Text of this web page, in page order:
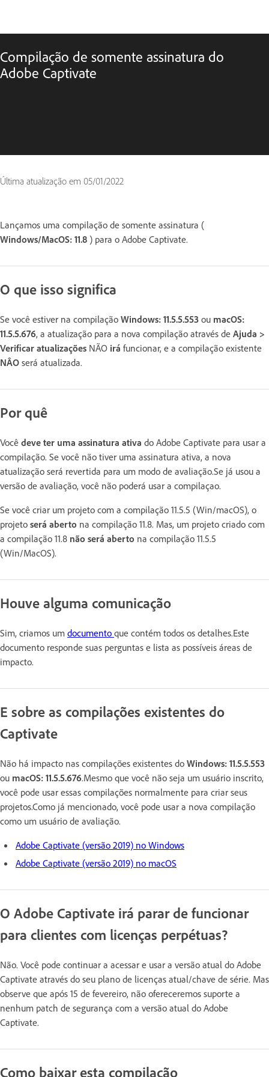
Compilação de somente assinatura do
Adobe Captivate
Última atualização em 05/01/2022
Lançamos uma compilação de somente assinatura (
Windows/MacOS: 11.8 ) para o Adobe Captivate.
O que isso significa
Se você estiver na compilação Windows: 11.5.5.553 ou macOS:
11.5.5.676, a atualização para a nova compilação através de Ajuda >
Verificar atualizações NÃO irá funcionar, e a compilação existente
NÂO será atualizada.
Por quê
Você deve ter uma assinatura ativa do Adobe Captivate para usar a
compilação. Se você não tiver uma assinatura ativa, a nova
atualização será revertida para um modo de avaliação.Se já usou a
versão de avaliação, você não poderá usar a compilaçao.
Se você criar um projeto com a compilação 11.5.5 (Win/macOS), o
projeto será aberto na compilação 11.8. Mas, um projeto criado com
a compilação 11.8 não será aberto na compilação 11.5.5
(Win/MacOS).
Houve alguma comunicação
Sim, criamos um documento que contém todos os detalhes.Este
documento responde suas perguntas e lista as possíveis áreas de
impacto.
E sobre as compilações existentes do
Captivate
Não há impacto nas compilações existentes do Windows: 11.5.5.553
ou macOS: 11.5.5.676.Mesmo que você não seja um usuário inscrito,
você pode usar essas compilações normalmente para criar seus
projetos.Como já mencionado, você pode usar a nova compilação
como um usuário de avaliação.
Adobe Captivate (versão 2019) no Windows
Adobe Captivate (versão 2019) no macOS
O Adobe Captivate irá parar de funcionar
para clientes com licenças perpétuas?
Não. Você pode continuar a acessar e usar a versão atual do Adobe
Captivate através do seu plano de licenças atual/chave de série. Mas
observe que após 15 de fevereiro, não ofereceremos suporte a
nenhum patch de segurança com a versão atual do Adobe
Captivate.
Como baixar esta compilação